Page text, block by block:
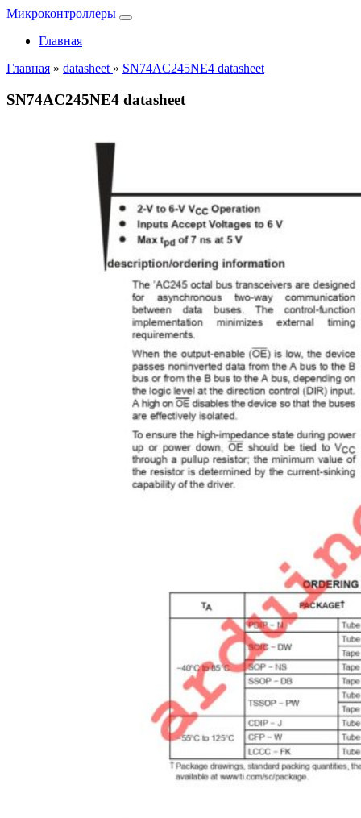
Микроконтроллеры
Главная
Главная » datasheet » SN74AC245NE4 datasheet
SN74AC245NE4 datasheet